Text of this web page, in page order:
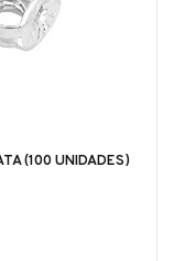
(100 UNIDADES)